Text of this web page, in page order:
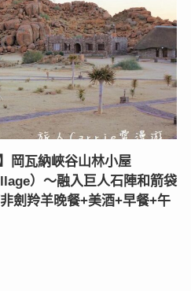
岡瓦納峽谷山林小屋
）〜融入巨人石陣和箭袋
劍羚羊晚餐+美酒+早餐+午